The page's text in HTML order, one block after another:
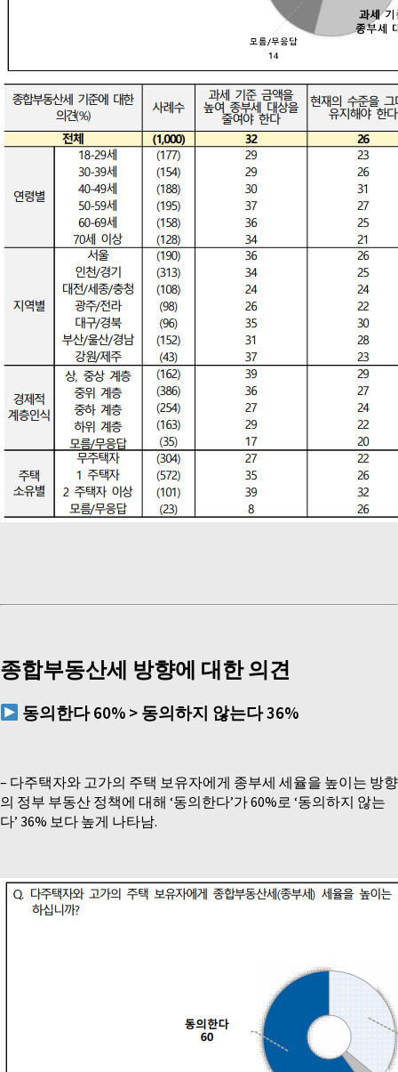
종합부동산세 방향에 대한 의견
동의한다60% > 동의하지 않는다36%
– 다주택자와 고가의 주택 보유자에게 종부세 세율을 높이는 방향
의 정부 부동산 정책에 대해 ‘동의한다’가 60%로 ‘동의하지 않는
다’ 36% 보다 높게 나타남.